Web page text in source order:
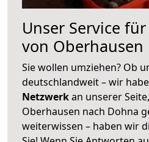
Unser Service
von Oberhausen
Sie wollen umziehen? Ob
deutschlandweit – wir
Netzwerkan unserer
Oberhausen nach Dohna
weiterwissen – haben wir